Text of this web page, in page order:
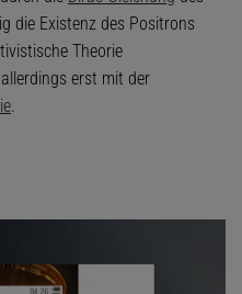
die Existenz des Positrons
Theorie
erst mit der
.